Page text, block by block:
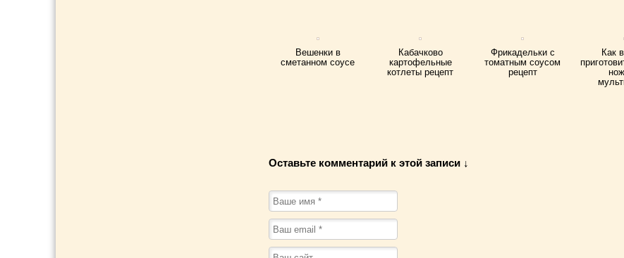
Вешенки в
сметанном соусе
Кабачково
картофельные
котлеты рецепт
Фрикадельки с
томатным соусом
рецепт
Как
Оставьте комментарий к этой записи ↓